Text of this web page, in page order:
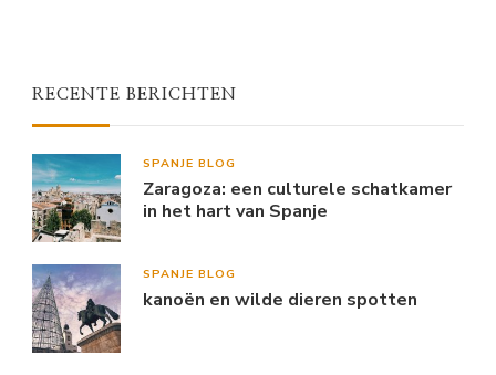
RECENTE BERICHTEN
SPANJE BLOG
Zaragoza: een culturele schatkamer
in het hart van Spanje
SPANJE BLOG
kanoën en wilde dieren spotten